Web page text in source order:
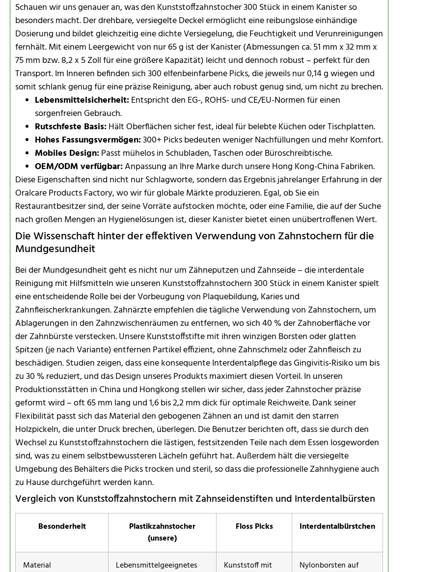
Schauen wir uns genauer an, was den Kunststoffzahnstocher 300 Stück in einem Kanister so
besonders macht. Der drehbare, versiegelte Deckel ermöglicht eine reibungslose einhändige
Dosierung und bildet gleichzeitig eine dichte Versiegelung, die Feuchtigkeit und Verunreinigungen
fernhält. Mit einem Leergewicht von nur 65 g ist der Kanister (Abmessungen ca. 51 mm x 32 mm x
75 mm bzw. 8,2 x 5 Zoll für eine größere Kapazität) leicht und dennoch robust – perfekt für den
Transport. Im Inneren befinden sich 300 elfenbeinfarbene Picks, die jeweils nur 0,14 g wiegen und
somit schlank genug für eine präzise Reinigung, aber auch robust genug sind, um nicht zu brechen.
Lebensmittelsicherheit:Entspricht den EG-, ROHS- und CE/EU-Normen für einen
sorgenfreien Gebrauch.
Rutschfeste Basis:Hält Oberflächen sicher fest, ideal für belebte Küchen oder Tischplatten.
Hohes Fassungsvermögen:300+ Picks bedeuten weniger Nachfüllungen und mehr Komfort.
Mobiles Design:Passt mühelos in Schubladen, Taschen oder Büroschreibtische.
OEM/ODM verfügbar:Anpassung an Ihre Marke durch unsere Hong Kong-China Fabriken.
Diese Eigenschaften sind nicht nur Schlagworte, sondern das Ergebnis jahrelanger Erfahrung in der
Oralcare Products Factory, wo wir für globale Märkte produzieren. Egal, ob Sie ein
Restaurantbesitzer sind, der seine Vorräte aufstocken möchte, oder eine Familie, die auf der Suche
nach großen Mengen an Hygienelösungen ist, dieser Kanister bietet einen unübertroffenen Wert.
Die Wissenschaft hinter der effektiven Verwendung von Zahnstochern für die
Mundgesundheit
Bei der Mundgesundheit geht es nicht nur um Zähneputzen und Zahnseide – die interdentale
Reinigung mit Hilfsmitteln wie unseren Kunststoffzahnstochern 300 Stück in einem Kanister spielt
eine entscheidende Rolle bei der Vorbeugung von Plaquebildung, Karies und
Zahnfleischerkrankungen. Zahnärzte empfehlen die tägliche Verwendung von Zahnstochern, um
Ablagerungen in den Zahnzwischenräumen zu entfernen, wo sich 40 % der Zahnoberfläche vor
der Zahnbürste verstecken. Unsere Kunststoffstifte mit ihren winzigen Borsten oder glatten
Spitzen (je nach Variante) entfernen Partikel effizient, ohne Zahnschmelz oder Zahnfleisch zu
beschädigen. Studien zeigen, dass eine konsequente Interdentalpflege das Gingivitis-Risiko um bis
zu 30 % reduziert, und das Design unseres Produkts maximiert diesen Vorteil. In unseren
Produktionsstätten in China und Hongkong stellen wir sicher, dass jeder Zahnstocher präzise
geformt wird – oft 65 mm lang und 1,6 bis 2,2 mm dick für optimale Reichweite. Dank seiner
Flexibilität passt sich das Material den gebogenen Zähnen an und ist damit den starren
Holzpickeln, die unter Druck brechen, überlegen. Die Benutzer berichten oft, dass sie durch den
Wechsel zu Kunststoffzahnstochern die lästigen, festsitzenden Teile nach dem Essen losgeworden
sind, was zu einem selbstbewussteren Lächeln geführt hat. Außerdem hält die versiegelte
Umgebung des Behälters die Picks trocken und steril, so dass die professionelle Zahnhygiene auch
zu Hause durchgeführt werden kann.
Vergleich von Kunststoffzahnstochern mit Zahnseidenstiften und Interdentalbürsten
Besonderheit
Plastikzahnstocher
(unsere)
Floss Picks Interdentalbürstchen
Material
Lebensmittelgeeignetes
Kunststoff mit
Nylonborsten auf